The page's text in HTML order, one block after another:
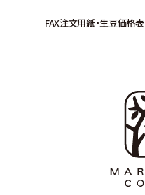
FAX注文用紙・生豆価格表